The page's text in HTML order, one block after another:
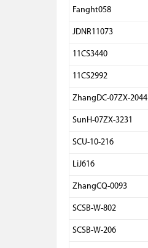
Fanght058
JDNR11073
11CS3440
11CS2992
ZhangDC-07ZX-2044
SunH-07ZX-3231
SCU-10-216
LiJ616
ZhangCQ-0093
SCSB-W-802
SCSB-W-206